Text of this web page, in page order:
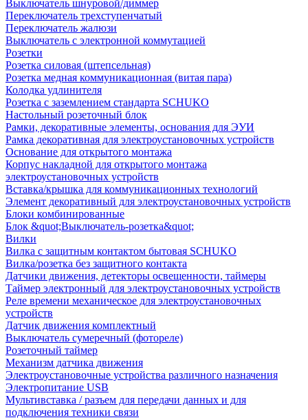
Выключатель шнуровой/диммер
Переключатель трехступенчатый
Переключатель жалюзи
Выключатель с электронной коммутацией
Розетки
Розетка силовая (штепсельная)
Розетка медная коммуникационная (витая пара)
Колодка удлинителя
Розетка с заземлением стандарта SCHUKO
Настольный розеточный блок
Рамки, декоративные элементы, основания для ЭУИ
Рамка декоративная для электроустановочных устройств
Основание для открытого монтажа
Корпус накладной для открытого монтажа
электроустановочных устройств
Вставка/крышка для коммуникационных технологий
Элемент декоративный для электроустановочных устройств
Блоки комбинированные
Блок &quot;Выключатель-розетка&quot;
Вилки
Вилка с защитным контактом бытовая SCHUKO
Вилка/розетка без защитного контакта
Датчики движения, детекторы освещенности, таймеры
Таймер электронный для электроустановочных устройств
Реле времени механическое для электроустановочных
устройств
Датчик движения комплектный
Выключатель сумеречный (фотореле)
Розеточный таймер
Механизм датчика движения
Электроустановочные устройства различного назначения
Электропитание USB
Мультивставка / разъем для передачи данных и для
подключения техники связи